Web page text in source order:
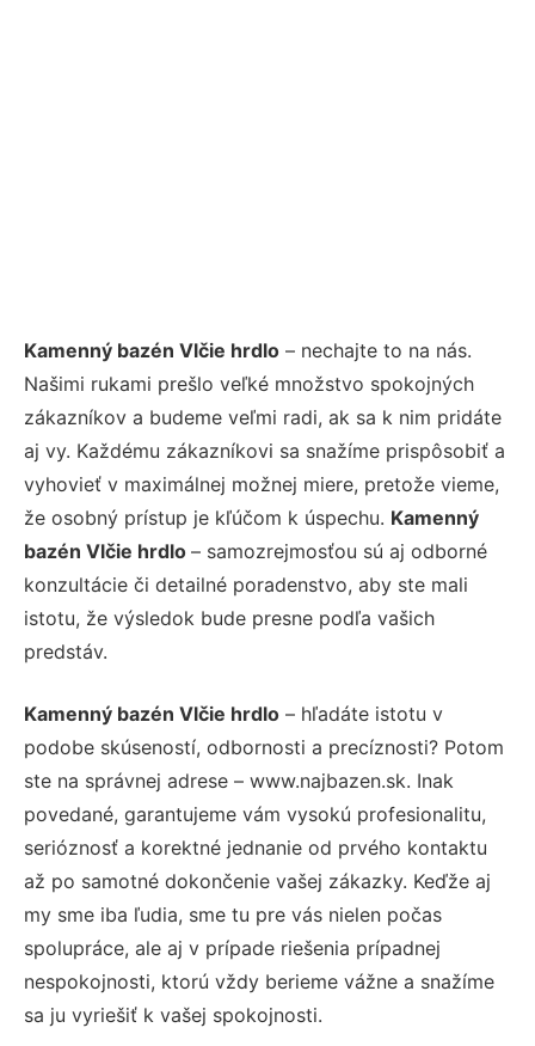
Kamenný bazén Vlčie hrdlo – nechajte to na nás.
Našimi rukami prešlo veľké množstvo spokojných
zákazníkov a budeme veľmi radi, ak sa k nim pridáte
aj vy. Každému zákazníkovi sa snažíme prispôsobiť a
vyhovieť v maximálnej možnej miere, pretože vieme,
že osobný prístup je kľúčom k úspechu. Kamenný
bazén Vlčie hrdlo – samozrejmosťou sú aj odborné
konzultácie či detailné poradenstvo, aby ste mali
istotu, že výsledok bude presne podľa vašich
predstáv.
Kamenný bazén Vlčie hrdlo – hľadáte istotu v
podobe skúseností, odbornosti a precíznosti? Potom
ste na správnej adrese – www.najbazen.sk. Inak
povedané, garantujeme vám vysokú profesionalitu,
serióznosť a korektné jednanie od prvého kontaktu
až po samotné dokončenie vašej zákazky. Keďže aj
my sme iba ľudia, sme tu pre vás nielen počas
spolupráce, ale aj v prípade riešenia prípadnej
nespokojnosti, ktorú vždy berieme vážne a snažíme
sa ju vyriešiť k vašej spokojnosti.